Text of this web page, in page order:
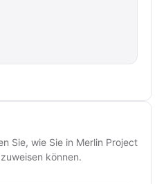
Sie, wie Sie in Merlin Project
können.